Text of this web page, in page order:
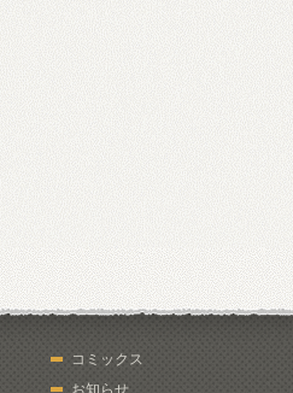
コミックス
お知らせ